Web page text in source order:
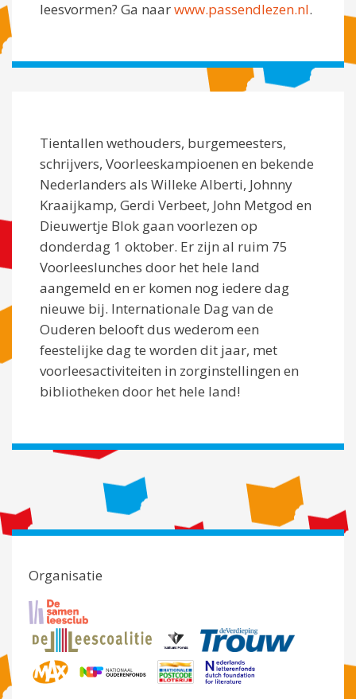
leesvormen? Ga naarwww.passendlezen.nl.
Tientallen wethouders, burgemeesters,
schrijvers, Voorleeskampioenen en bekende
Nederlanders als Willeke Alberti, Johnny
Kraaijkamp, Gerdi Verbeet, John Metgod en
Dieuwertje Blok gaan voorlezen op
donderdag 1 oktober. Er zijn al ruim 75
Voorleeslunches door het hele land
aangemeld en er komen nog iedere dag
nieuwe bij. Internationale Dag van de
Ouderen belooft dus wederom een
feestelijke dag te worden dit jaar, met
voorleesactiviteiten in zorginstellingen en
bibliotheken door het hele land!
Organisatie